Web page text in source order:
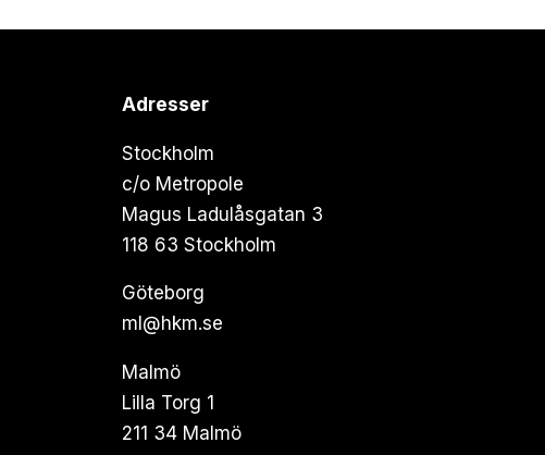
Adresser
Stockholm
c/o Metropole
Magus Ladulåsgatan 3
118 63 Stockholm
Göteborg
ml@hkm.se
Malmö
Lilla Torg 1
211 34 Malmö